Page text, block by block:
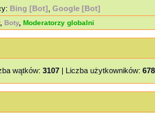
Bing [Bot] Google [Bot]
, Boty, Moderatorzy globalni
wątków: 3107 | Liczba użytkowników: 678